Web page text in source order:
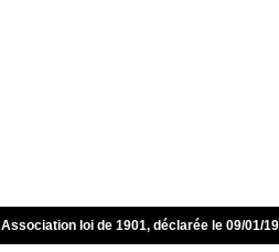
Association loi de 1901, déclarée le 09/01/